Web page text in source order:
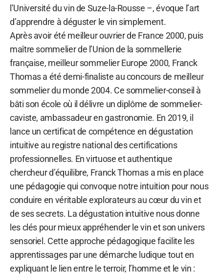
l’Université du vin de Suze-la-Rousse –, évoque l’art
d’apprendre à déguster le vin simplement.
Après avoir été meilleur ouvrier de France 2000, puis
maître sommelier de l’Union de la sommellerie
française, meilleur sommelier Europe 2000, Franck
Thomas a été demi-finaliste au concours de meilleur
sommelier du monde 2004. Ce sommelier-conseil à
bâti son école où il délivre un diplôme de sommelier-
caviste, ambassadeur en gastronomie. En 2019, il
lance un certificat de compétence en dégustation
intuitive au registre national des certifications
professionnelles. En virtuose et authentique
chercheur d’équilibre, Franck Thomas a mis en place
une pédagogie qui convoque notre intuition pour nous
conduire en véritable explorateurs au cœur du vin et
de ses secrets. La dégustation intuitive nous donne
les clés pour mieux appréhender le vin et son univers
sensoriel. Cette approche pédagogique facilite les
apprentissages par une démarche ludique tout en
expliquant le lien entre le terroir, l’homme et le vin :